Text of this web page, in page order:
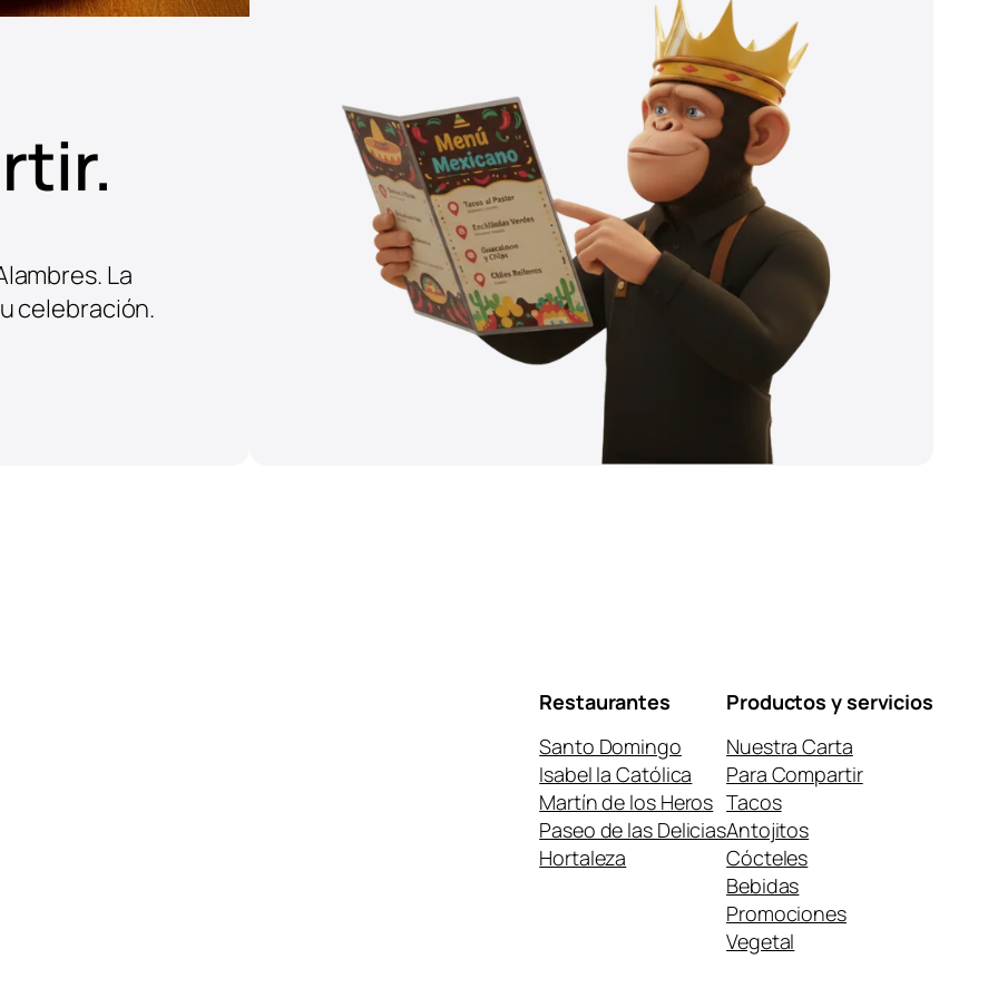
La
celebración.
Restaurantes
Santo Domingo
Isabel la Católica
Martín de los Heros
Paseo de las Delicias
Hortaleza
Productos y servicios
Nuestra Carta
Para Compartir
Tacos
Antojitos
Cócteles
Bebidas
Promociones
Vegetal